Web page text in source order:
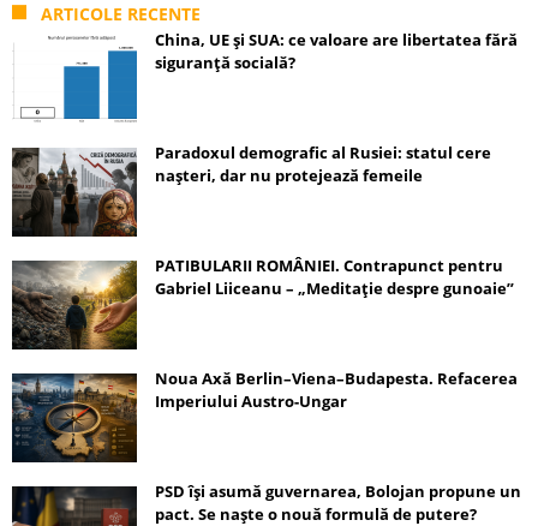
ARTICOLE RECENTE
China, UE și SUA: ce valoare are libertatea fără
siguranță socială?
Paradoxul demografic al Rusiei: statul cere
nașteri, dar nu protejează femeile
PATIBULARII ROMÂNIEI. Contrapunct pentru
Gabriel Liiceanu – „Meditație despre gunoaie”
Noua Axă Berlin–Viena–Budapesta. Refacerea
Imperiului Austro-Ungar
PSD își asumă guvernarea, Bolojan propune un
pact. Se naște o nouă formulă de putere?